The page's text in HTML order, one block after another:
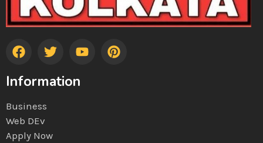
Information
Business
Web DEv
Apply Now